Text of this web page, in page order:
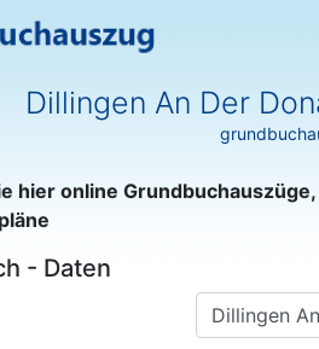
Dillingen An Der
hier online
- Daten